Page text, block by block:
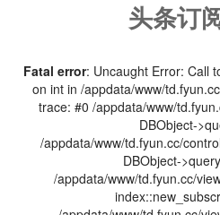
头条订
Fatal error: Uncaught Error: Call
on int in /appdata/www/
trace: #0 /appdata/www/
DBObject-
/appdata/www/td.fyun.cc/
DBObject-
/appdata/www/td.fyun.cc/